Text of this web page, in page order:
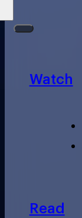
Watch
Read